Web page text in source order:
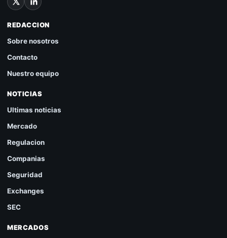
REDACCION
Sobre nosotros
Contacto
Nuestro equipo
NOTICIAS
Ultimas noticias
Mercado
Regulacion
Companias
Seguridad
Exchanges
SEC
MERCADOS